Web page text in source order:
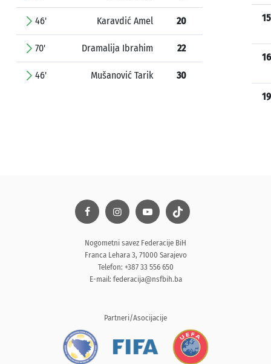
46' Karavdić Amel 20
70' Dramalija Ibrahim 22
46' Mušanović Tarik 30
15
16
19
Nogometni savez Federacije BiH
Franca Lehara 3, 71000 Sarajevo
Telefon: +387 33 556 650
E-mail: federacija@nsfbih.ba
Partneri/Asocijacije